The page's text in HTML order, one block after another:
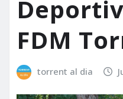
FDM
torrent al dia